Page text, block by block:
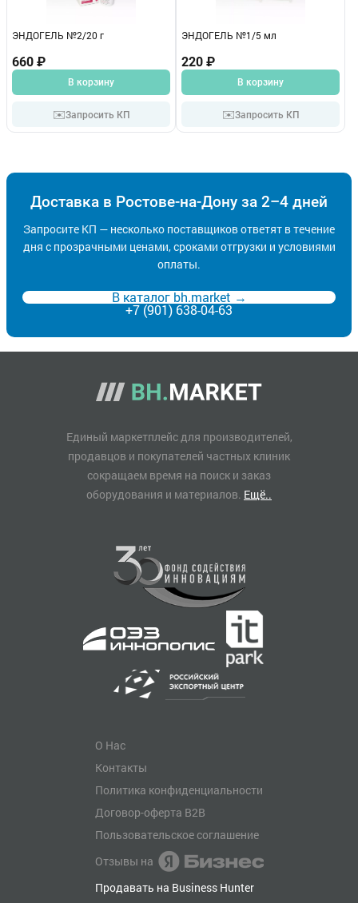
ЭНДОГЕЛЬ №2/20 г
660 ₽
В корзину
✉️Запросить КП
ЭНДОГЕЛЬ №1/5 мл
220 ₽
В корзину
✉️Запросить КП
Доставка в Ростове-на-Дону за 2–4 дней
Запросите КП — несколько поставщиков ответят в течение
дня с прозрачными ценами, сроками отгрузки и условиями
оплаты.
В каталог bh.market →
+7 (901) 638-04-63
Единый маркетплейс для производителей,
продавцов и покупателей частных клиник
сокращаем время на поиск и заказ
оборудования и материалов. Ещё..
О Нас
Контакты
Политика конфиденциальности
Договор-оферта B2B
Пользовательское соглашение
Отзывы на
Продавать на Business Hunter